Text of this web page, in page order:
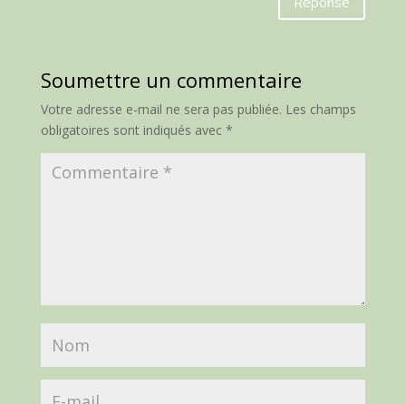
Soumettre un commentaire
Votre adresse e-mail ne sera pas publiée. Les champs
obligatoires sont indiqués avec *